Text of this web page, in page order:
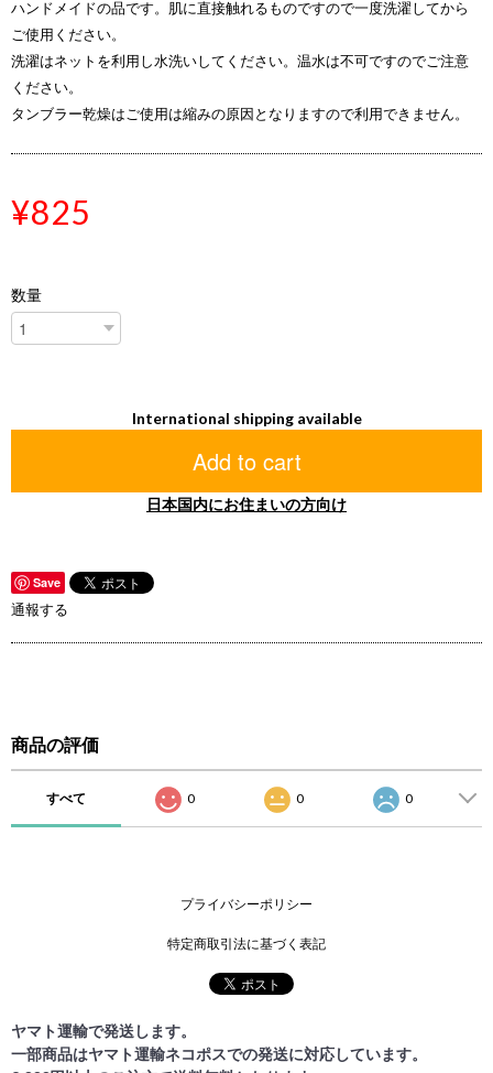
ハンドメイドの品です。肌に直接触れるものですので一度洗濯してから
ご使用ください。
洗濯はネットを利用し水洗いしてください。温水は不可ですのでご注意
ください。
タンブラー乾燥はご使用は縮みの原因となりますので利用できません。
¥825
数量
International shipping available
Add to cart
日本国内にお住まいの方向け
Save
通報する
商品の評価
すべて 0 0 0
プライバシーポリシー
特定商取引法に基づく表記
ヤマト運輸で発送します。
一部商品はヤマト運輸ネコポスでの発送に対応しています。